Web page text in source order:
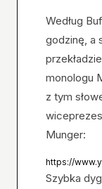
Według
godzinę, a
monologu
z tym
Munger:
https://
Szybka